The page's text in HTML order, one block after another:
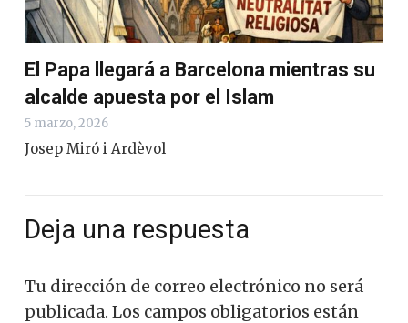
El Papa llegará a Barcelona mientras su
alcalde apuesta por el Islam
5 marzo, 2026
Josep Miró i Ardèvol
Deja una respuesta
Tu dirección de correo electrónico no será
publicada. Los campos obligatorios están